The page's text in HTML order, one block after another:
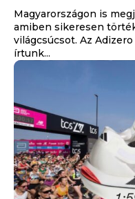
Magyarországon is
amiben sikeresen
világcsúcsot. Az
írtunk...